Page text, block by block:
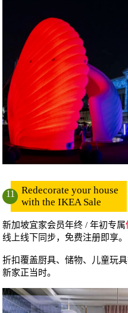
11
Redecorate your house
with the IKEA Sale
新加坡宜家会员年终 / 年初专属
线上线下同步，免费注册即享。
折扣覆盖厨具、储物、儿童玩
新家正当时。